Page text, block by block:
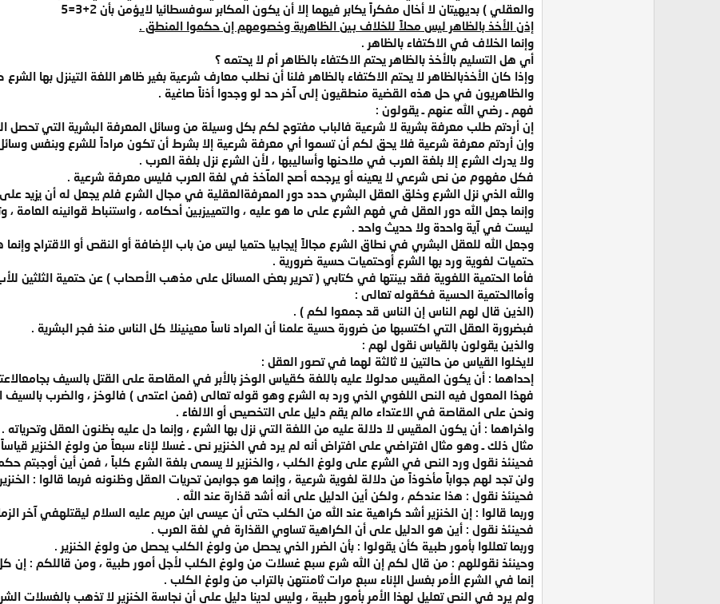
والعقلي ) بديهيتان لا أخال مفكراً يكابر فيهما إلا أن يكون المكابر سوفسطائيا لايؤمن بأن 2+3=5
إذن الأخذ بالظاهر ليس محلاً للخلاف بين الظاهرية وخصومهم إن حكموا المنطق .
وإنما الخلاف في الاكتفاء بالظاهر .
أي هل التسليم بالأخذ بالظاهر يحتم الاكتفاء بالظاهر أم لا يحتمه ؟
وإذا كان الأخذبالظاهر لا يحتم الاكتفاء بالظاهر فلنا أن نطلب معارف شرعية بغير ظاهر اللغة التينزل بها
والظاهريون في حل هذه القضية منطقيون إلى آخر حد لو وجدوا أذناً صاغية .
فهم ـ رضي الله عنهم ـ يقولون :
إن أردتم طلب معرفة بشرية لا شرعية فالباب مفتوح لكم بكل وسيلة من وسائل المعرفة البشرية التي تحصل
وإن أردتم معرفة شرعية فلا يحق لكم أن تسموا أي معرفة شرعية إلا بشرط أن تكون مراداً للشرع وبنفس وسائل
ولا يدرك الشرع إلا بلغة العرب في ملاحنها وأساليبها ، لأن الشرع نزل بلغة العرب .
فكل مفهوم من نص شرعي لا يعينه أو يرجحه أصح المآخذ في لغة العرب فليس معرفة شرعية .
والله الذي نزل الشرع وخلق العقل البشري حدد دور المعرفةالعقلية في مجال الشرع فلم يجعل له أن يزيد على
وإنما جعل الله دور العقل في فهم الشرع على ما هو عليه ، والتمييزبين أحكامه ، واستنباط قوانينه العامة
ليست في آية واحدة ولا حديث واحد .
وجعل الله للعقل البشري في نطاق الشرع مجالاً إيجابيا حتميا ليس من باب الإضافة أو النقص أو الاقتراح
حتميات لغوية ورد بها الشرع أوحتميات حسية ضرورية .
فأما الحتمية اللغوية فقد بينتها في كتابي ( تحرير بعض المسائل على مذهب الأصحاب ) عن حتمية الثلثين للأب
وأماالحتمية الحسية فكقوله تعالى :
(الذين قال لهم الناس إن الناس قد جمعوا لكم ) .
فبضرورة العقل التي اكتسبها من ضرورة حسية علمنا أن المراد ناساً معينينلا كل الناس منذ فجر البشرية .
والذين يقولون بالقياس نقول لهم :
لايخلوا القياس من حالتين لا ثالثة لهما في تصور العقل :
إحداهما : أن يكون المقيس مدلولا عليه باللغة كقياس الوخز بالأبر في المقاصة على القتل بالسيف
فهذا المعول فيه النص اللغوي الذي ورد به الشرع وهو قوله تعالى (فمن اعتدى ) فالوخز ، والضرب بالسيف
ونحن على المقاصة في الاعتداء مالم يقم دليل على التخصيص أو الالغاء .
واخراهما : أن يكون المقيس لا دلالة عليه من اللغة التي نزل بها الشرع ، وإنما دل عليه بظنون العقل وتحرياته .
مثال ذلك ـ وهو مثال افتراضي على افتراض أنه لم يرد في الخنزير نص ـ غسلا لإناء سبعاً من ولوغ الخنزير
فحينئذ نقول ورد النص في الشرع على ولوغ الكلب ، والخنزير لا يسمى بلغة الشرع كلباً ، فمن أين أوجبتم
ولن تجد لهم جواباً مأخوذاً من دلالة لغوية شرعية ، وإنما هو جوابمن تحريات العقل وظنونه فربما قالوا :
فحينئذ نقول : هذا عندكم ، ولكن أين الدليل على أنه أشد قذارة عند الله .
وربما قالوا : إن الخنزير أشد كراهية عند الله من الكلب حتى أن عيسى ابن مريم عليه السلام ليقتلهفي آخر
فحينئذ نقول : أين هو الدليل على أن الكراهية تساوي القذارة في لغة العرب .
وربما تعللوا بأمور طبية كأن يقولوا : بأن الضرر الذي يحصل من ولوغ الكلب يحصل من ولوغ الخنزير .
وحينئذ نقوللهم : من قال لكم إن الله شرع سبع غسلات من ولوغ الكلب لأجل أمور طبية ، ومن قاللكم : إن كل
إنما في الشرع الأمر بغسل الإناء سبع مرات ثامنتهن بالتراب من ولوغ الكلب .
ولم يرد في النص تعليل لهذا الأمر بأمور طبية ، وليس لدينا دليل على أن نجاسة الخنزير لا تذهب بالغسلات